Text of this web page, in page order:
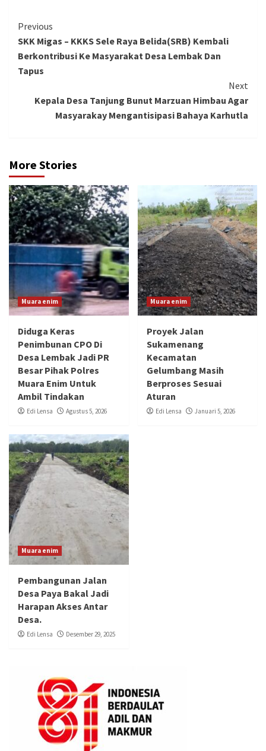
Continue
Reading
Previous
SKK Migas – KKKS Sele Raya Belida(SRB) Kembali
Berkontribusi Ke Masyarakat Desa Lembak Dan
Tapus
Next
Kepala Desa Tanjung Bunut Marzuan Himbau Agar
Masyarakay Mengantisipasi Bahaya Karhutla
More Stories
Muara enim
Diduga Keras
Penimbunan CPO Di
Desa Lembak Jadi PR
Besar Pihak Polres
Muara Enim Untuk
Ambil Tindakan
Edi Lensa Agustus 5, 2026
Muara enim
‎Proyek Jalan
Sukamenang
Kecamatan
Gelumbang Masih
Berproses Sesuai
Aturan
Edi Lensa Januari 5, 2026
Muara enim
Pembangunan Jalan
Desa Paya Bakal Jadi
Harapan Akses Antar
Desa.
Edi Lensa Desember 29, 2025